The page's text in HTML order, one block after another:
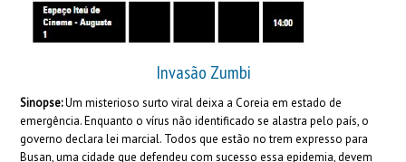
Invasão Zumbi
Sinopse:Um misterioso surto viral deixa a Coreia em estado de
emergência. Enquanto o vírus não identificado se alastra pelo país, o
governo declara lei marcial. Todos que estão no trem expresso para
Busan, uma cidade que defendeu com sucesso essa epidemia, devem